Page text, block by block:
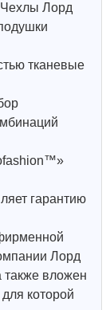
Чехлы Лорд
тканевые
гарантию
Лорд
также вложен
которой